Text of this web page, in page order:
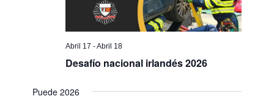
Abril 17 -Abril 18
Desafío nacional irlandés 2026
Puede 2026